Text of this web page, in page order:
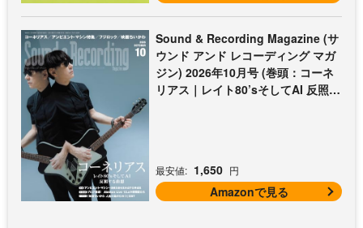
Sound & Recording Magazine (サ
ウンド アンド レコーディング マガ
ジン) 2026年10月号 (巻頭：コーネ
リアス｜レイト80’sそしてAI 反照す
最安値: 1,650 円
Amazonで見る